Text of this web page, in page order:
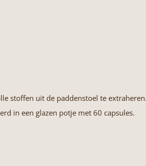
stoffen uit de paddenstoel te
in een glazen potje met 60 capsules.